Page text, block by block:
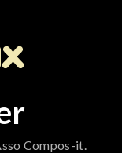
Compos-it.